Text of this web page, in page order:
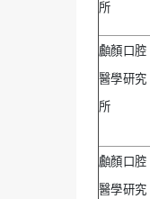
所
顱顏口腔
醫學研究
所
顱顏口腔
醫學研究